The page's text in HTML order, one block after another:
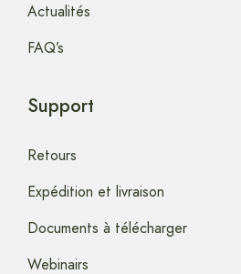
Actualités
FAQ’s
Support
Retours
Expédition et livraison
Documents à télécharger
Webinairs